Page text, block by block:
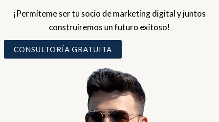
¡Permíteme ser tu socio de marketing digital y juntos
construiremos un futuro exitoso!
CONSULTORÍA GRATUITA